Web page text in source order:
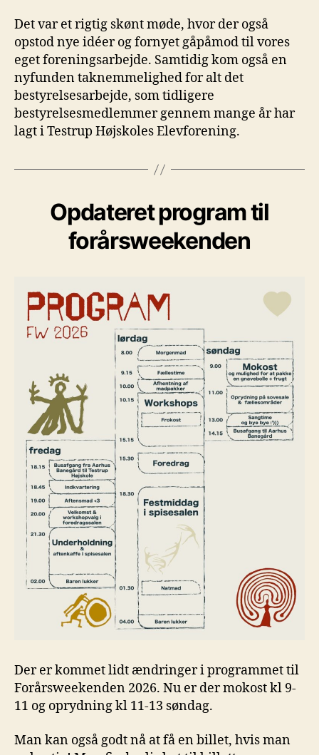
Det var et rigtig skønt møde, hvor der også
opstod nye idéer og fornyet gåpåmod til vores
eget foreningsarbejde. Samtidig kom også en
nyfunden taknemmelighed for alt det
bestyrelsesarbejde, som tidligere
bestyrelsesmedlemmer gennem mange år har
lagt i Testrup Højskoles Elevforening.
Opdateret program til
forårsweekenden
Der er kommet lidt ændringer i programmet til
Forårsweekenden 2026. Nu er der mokost kl 9-
11 og oprydning kl 11-13 søndag.
Man kan også godt nå at få en billet, hvis man